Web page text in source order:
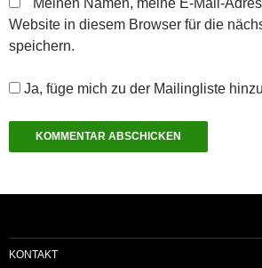
Meinen Namen, meine E-Mail-
Website in diesem Browser für die
speichern.
Ja, füge mich zu der Mailingliste
KONTAKT